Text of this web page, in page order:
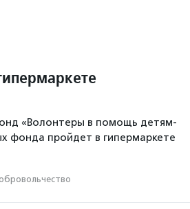
«Волонтеры в помощь детям-
фонда пройдет в гипермаркете